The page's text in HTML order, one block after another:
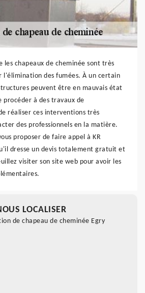
les chapeaux de cheminée sont très
l'élimination des fumées. À un certain
peuvent être en mauvais état
procéder à des travaux de
réaliser ces interventions très
des professionnels en la matière.
proposer de faire appel à KR
dresse un devis totalement gratuit et
visiter son site web pour avoir les
LOCALISER
de chapeau de cheminée Egry